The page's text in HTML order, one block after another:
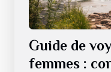
Guide de
femmes :